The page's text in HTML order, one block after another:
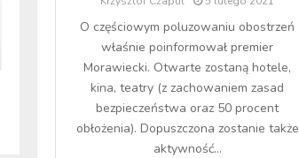
O częściowym poluzowaniu obostrzeń
właśnie poinformował premier
Morawiecki. Otwarte zostaną hotele,
kina, teatry (z zachowaniem zasad
bezpieczeństwa oraz 50 procent
obłożenia). Dopuszczona zostanie także
aktywność...